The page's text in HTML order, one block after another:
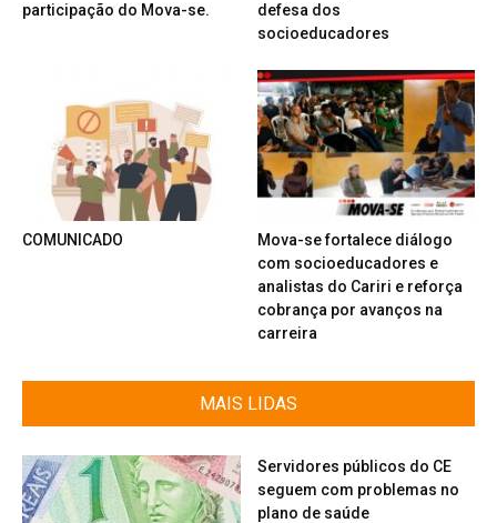
participação do Mova-se.
defesa dos
socioeducadores
COMUNICADO
Mova-se fortalece diálogo
com socioeducadores e
analistas do Cariri e reforça
cobrança por avanços na
carreira
MAIS LIDAS
Servidores públicos do CE
seguem com problemas no
plano de saúde